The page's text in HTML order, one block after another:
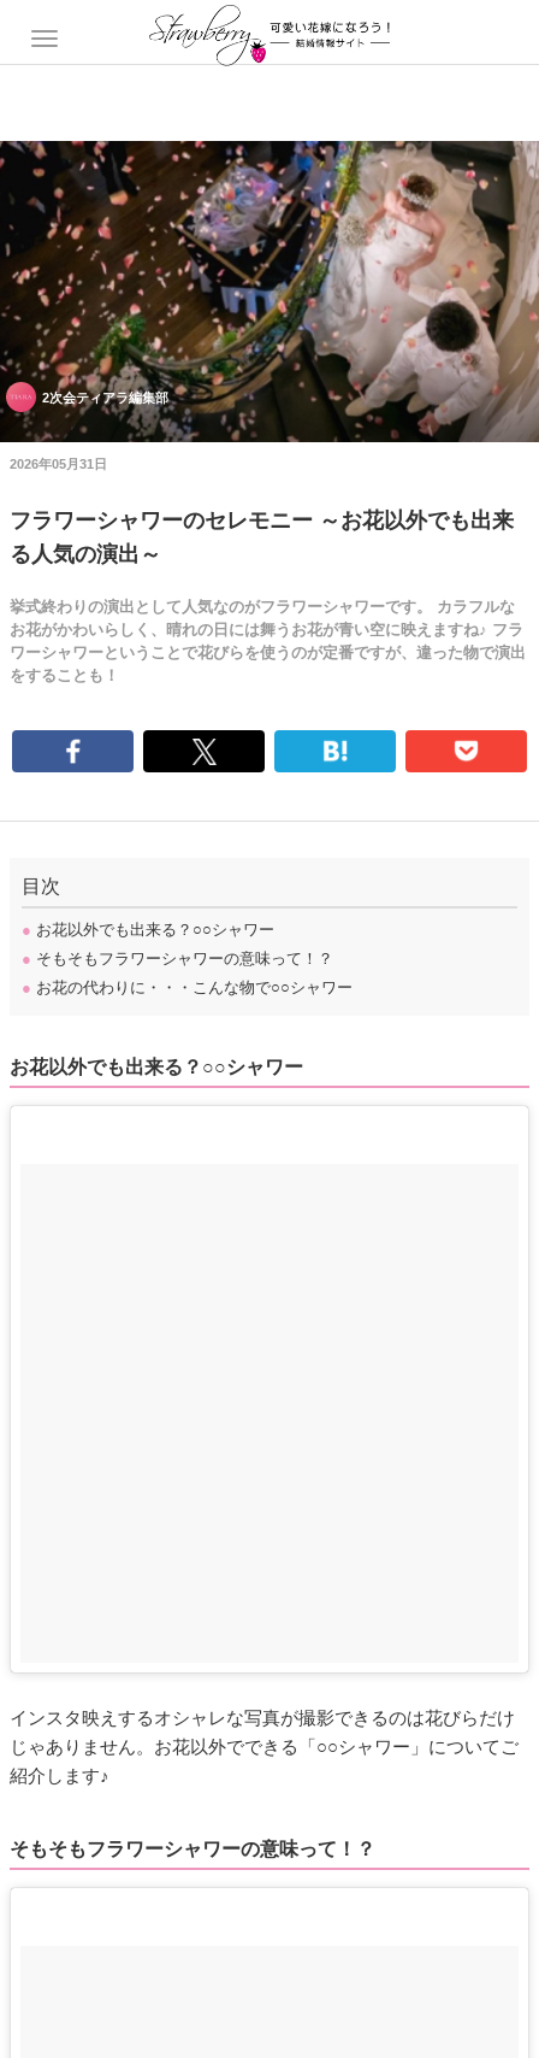
2次会ティアラ編集部
2026年05月31日
フラワーシャワーのセレモニー ～お花以外でも出来
る人気の演出～
挙式終わりの演出として人気なのがフラワーシャワーです。 カラフルな
お花がかわいらしく、晴れの日には舞うお花が青い空に映えますね♪ フラ
ワーシャワーということで花びらを使うのが定番ですが、違った物で演出
をすることも！
目次
● お花以外でも出来る？○○シャワー
● そもそもフラワーシャワーの意味って！？
● お花の代わりに・・・こんな物で○○シャワー
お花以外でも出来る？○○シャワー
インスタ映えするオシャレな写真が撮影できるのは花びらだけ
じゃありません。お花以外でできる「○○シャワー」についてご
紹介します♪
そもそもフラワーシャワーの意味って！？